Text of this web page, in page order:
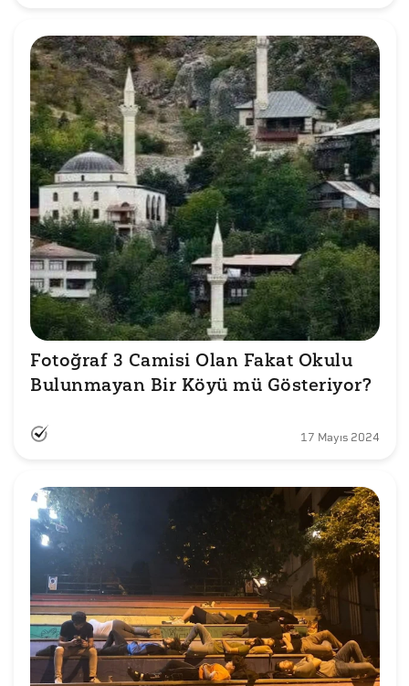
Fotoğraf 3 Camisi Olan Fakat Okulu
Bulunmayan Bir Köyü mü Gösteriyor?
17 Mayıs 2024